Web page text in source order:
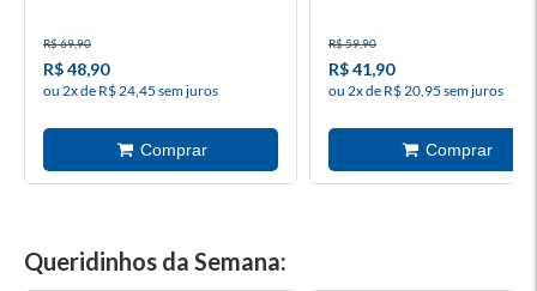
R$ 69,90
R$ 48,90
ou 2x de R$ 24,45 sem juros
R$ 59,90
R$ 41,90
ou 2x de R$ 20,95 sem juros
Queridinhos da Semana: